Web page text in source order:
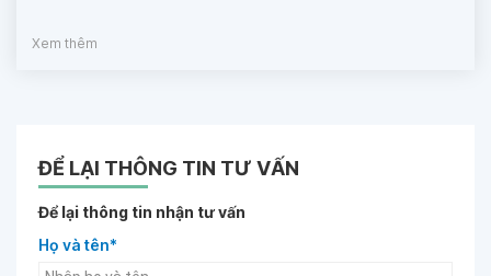
Xem thêm
ĐỂ LẠI THÔNG TIN TƯ VẤN
Để lại thông tin nhận tư vấn
Họ và tên*